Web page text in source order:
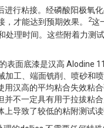
行粘接。经磷酸阳极氧
才能达到预期效果。
2这
理时间。这些附着力测
表面底漆是汉高 Alodine
工、端面铣削、喷砂和
汉高的平均粘合失效粘
不一定具有用于拉拔粘
导致了较低的粘附测试读